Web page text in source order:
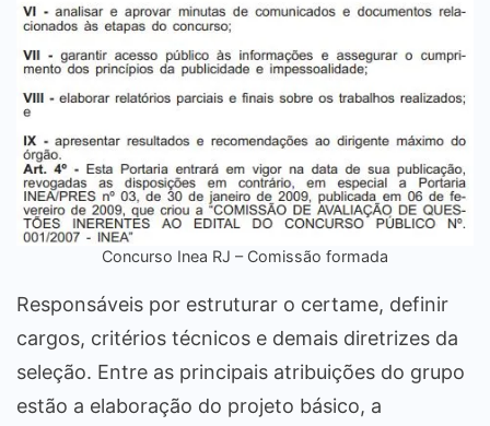
Concurso Inea RJ – Comissão formada
Responsáveis por estruturar o certame, definir
cargos, critérios técnicos e demais diretrizes da
seleção. Entre as principais atribuições do grupo
estão a elaboração do projeto básico, a